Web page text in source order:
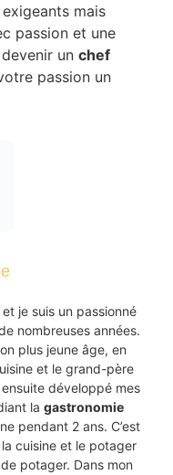
mais
passion et une
un chef
passion un
je suis un passionné
nombreuses années.
plus jeune âge, en
et le grand-père
développé mes
la gastronomie
pendant 2 ans. C’est
cuisine et le potager
potager. Dans mon